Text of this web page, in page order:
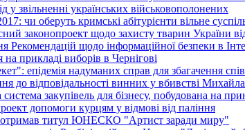
у звільненні українських військовополонених
чи оберуть кримські абітурієнти вільне
законопроект щодо захисту тварин України
Рекомендацій щодо інформаційної безпеки в
прикладі виборів в Чернігові
епідемія надуманих справ для збагачення
до відповідальності винних у вбивстві
закупівель для бізнесу, побудована на
допомоги курцям у відмові від паління
титул ЮНЕСКО "Артист заради миру"